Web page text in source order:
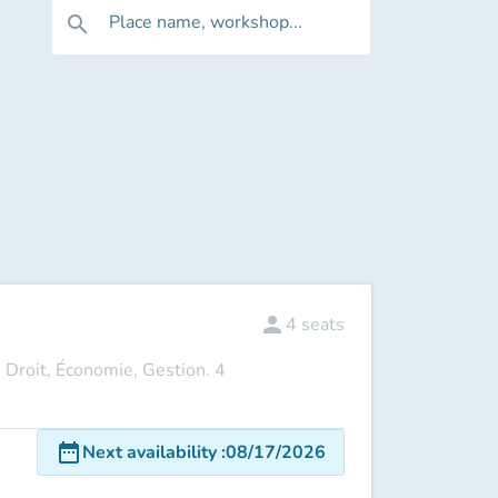
search Place name, workshop...
Économie, Gestion. 4
person 4 seats
date_rangeNext availability:08/17/2026